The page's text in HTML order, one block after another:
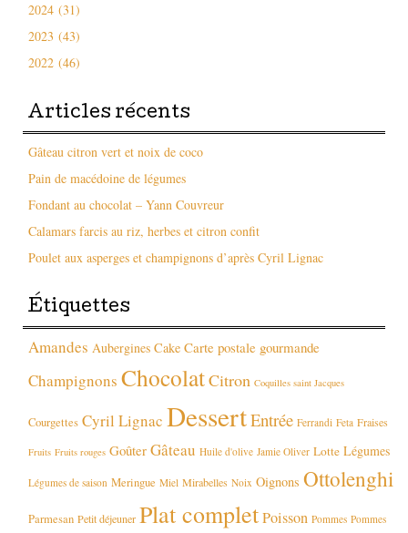
2024 (31)
2023 (43)
2022 (46)
Articles récents
Gâteau citron vert et noix de coco
Pain de macédoine de légumes
Fondant au chocolat – Yann Couvreur
Calamars farcis au riz, herbes et citron confit
Poulet aux asperges et champignons d’après Cyril Lignac
Étiquettes
Amandes Aubergines Cake Carte postale gourmande
Champignons ChocolatCitron Coquilles saint Jacques
Courgettes Cyril Lignac DessertEntrée Ferrandi Feta Fraises
Fruits Fruits rouges Goûter Gâteau Huile d'olive Jamie Oliver Lotte Légumes
Légumes de saison Meringue Miel Mirabelles Noix Oignons Ottolenghi
Parmesan Petit déjeuner Plat completPoisson Pommes Pommes